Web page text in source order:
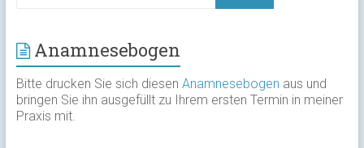
Anamnesebogen
Bitte drucken Sie sich diesen Anamnesebogen aus und
bringen Sie ihn ausgefüllt zu Ihrem ersten Termin in meiner
Praxis mit.